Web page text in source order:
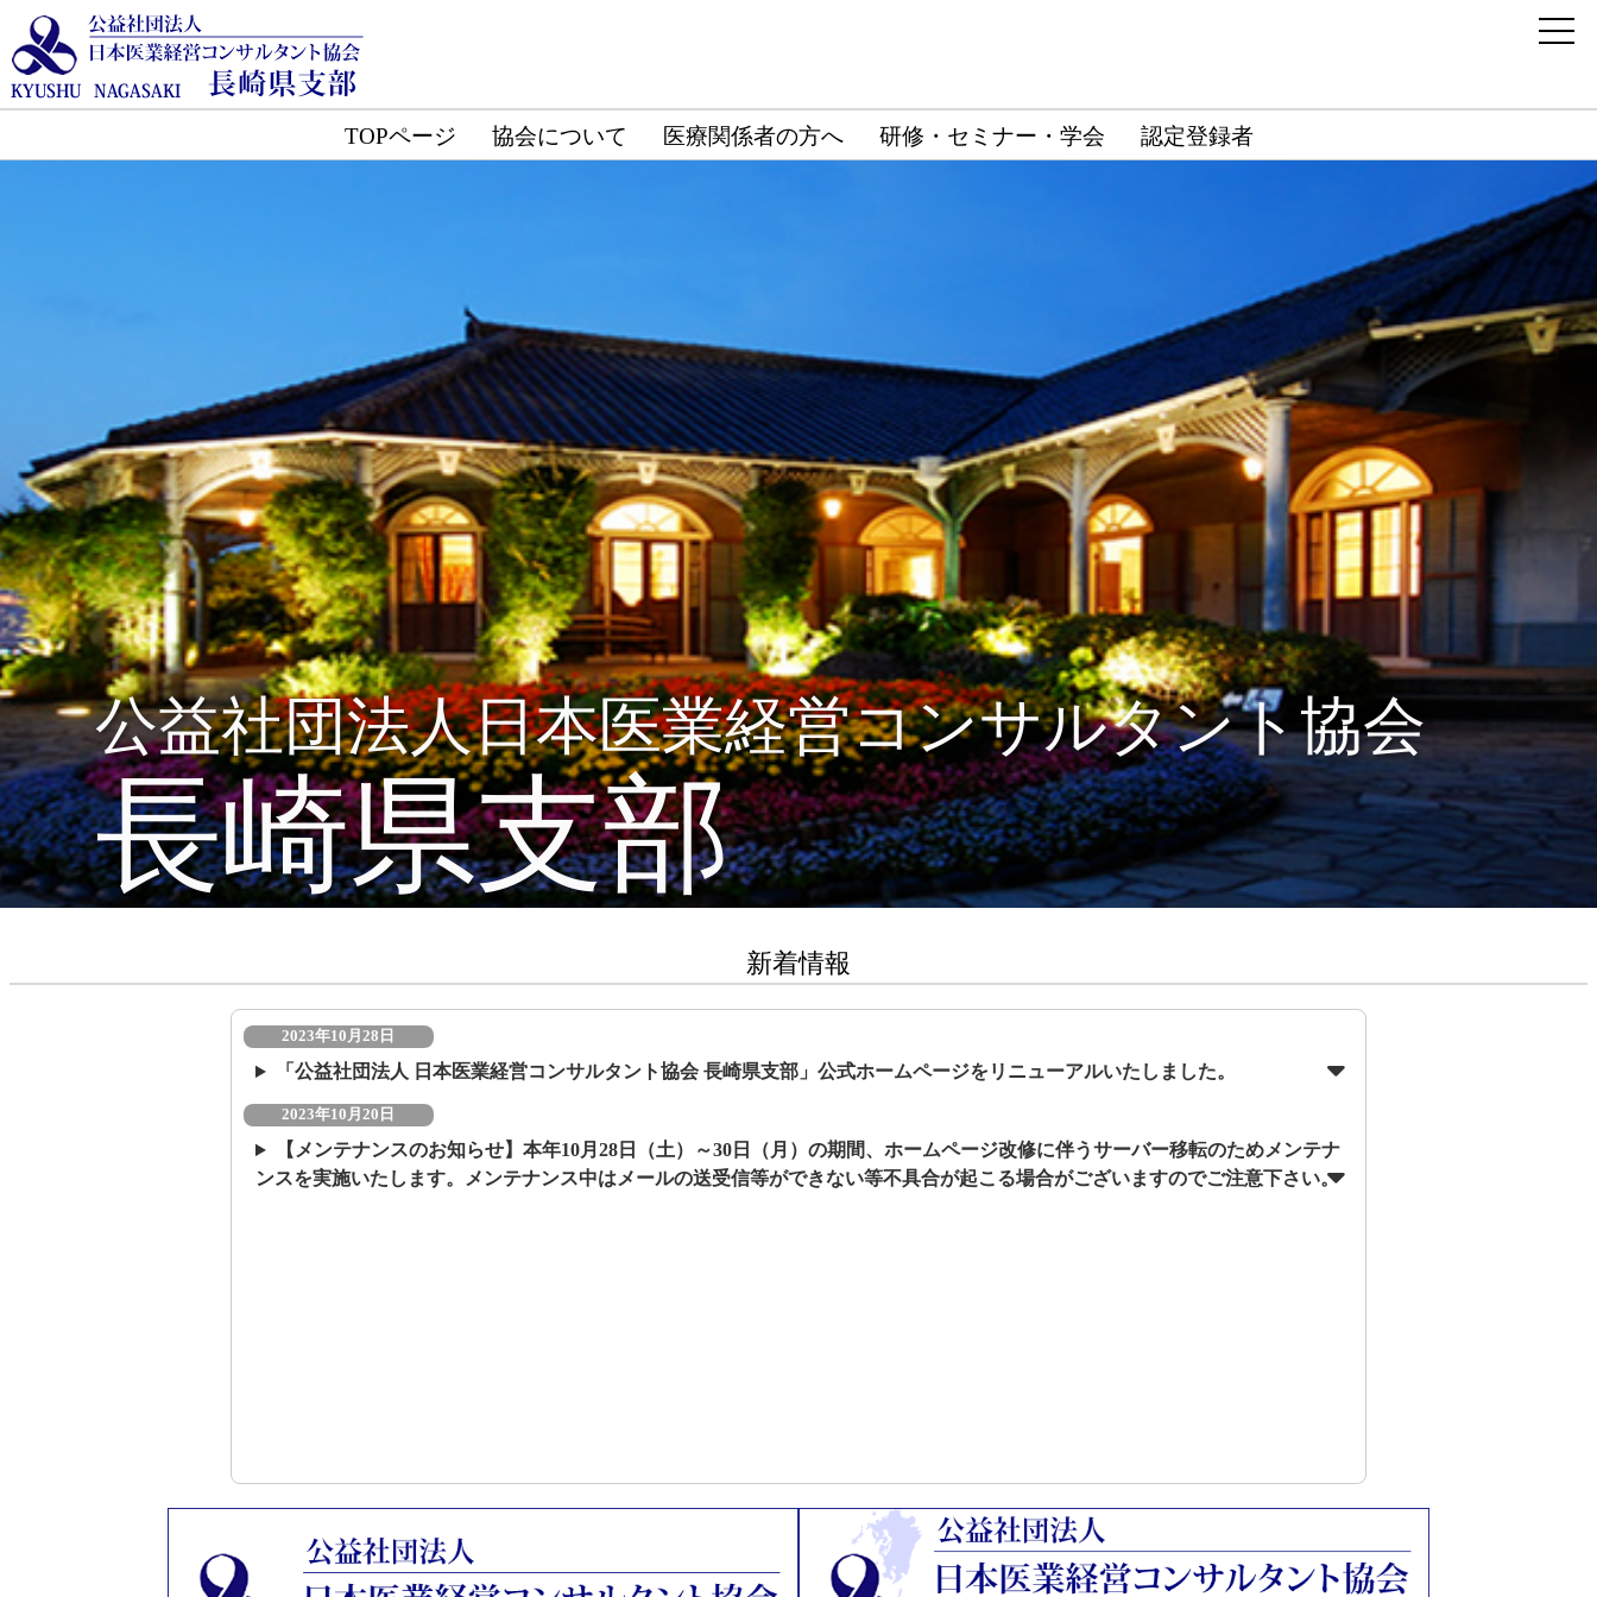
TOPページ 協会について 医療関係者の方へ 研修・セミナー・学会 認定登録者
公益社団法人日本医業経営コンサルタント協会
長崎県支部
新着情報
2023年10月28日
「公益社団法人 日本医業経営コンサルタント協会 長崎県支部」公式ホームページをリニューアルいたしました。
2023年10月20日
【メンテナンスのお知らせ】本年10月28日（土）～30日（月）の期間、ホームページ改修に伴うサーバー移転のためメンテナ
ンスを実施いたします。メンテナンス中はメールの送受信等ができない等不具合が起こる場合がございますのでご注意下さい。